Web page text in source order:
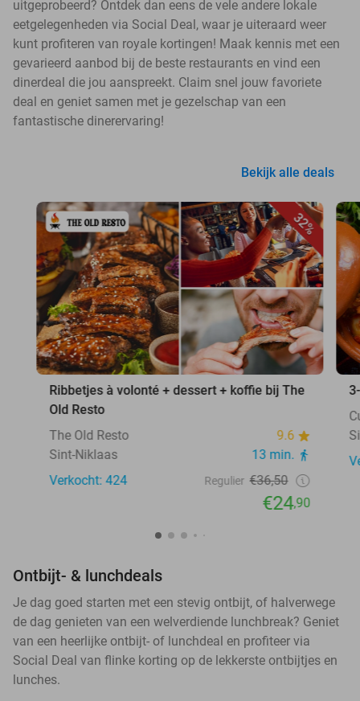
uitgeprobeerd? Ontdek dan eens de vele andere lokale
eetgelegenheden via Social Deal, waar je uiteraard weer
kunt profiteren van royale kortingen! Maak kennis met een
gevarieerd aanbod bij de beste restaurants en vind een
dinerdeal die jou aanspreekt. Claim snel jouw favoriete
deal en geniet samen met je gezelschap van een
fantastische dinerervaring!
Bekijk alle deals
32%
Ribbetjes à volonté + dessert + koffie bij The
Old Resto
The Old Resto
9.6
Sint-Niklaas
13 min.
Verkocht: 424
Regulier €36,50
€24,90
Ontbijt- & lunchdeals
Je dag goed starten met een stevig ontbijt, of halverwege
de dag genieten van een welverdiende lunchbreak? Geniet
van een heerlijke ontbijt- of lunchdeal en profiteer via
Social Deal van flinke korting op de lekkerste ontbijtjes en
lunches.